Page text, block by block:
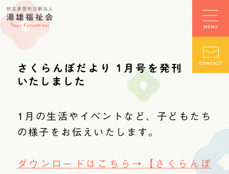
さくらんぼだより 1月号を発刊
いたしました
1月の生活やイベントなど、子どもたち
の様子をお伝えいたします。
ダウンロードはこちら→【さくらんぼ